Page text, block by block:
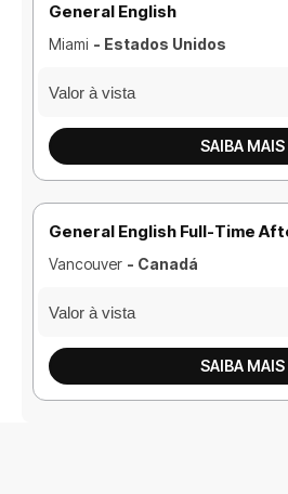
General English
Miami - Estados Unidos
Valor à vista
SAIBA MAIS
General English Full-Time
Vancouver - Canadá
Valor à vista
SAIBA MAIS